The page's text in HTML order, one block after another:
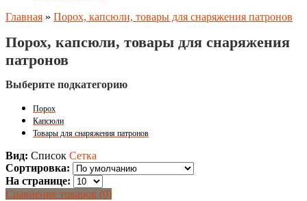
Главная » Порох, капсюли, товары для снаряжения патронов
Порох, капсюли, товары для снаряжения
патронов
Выберите подкатегорию
Порох
Капсюли
Товары для снаряжения патронов
Вид: Список Сетка
Сортировка:
На странице:
Сравнение товаров (0)